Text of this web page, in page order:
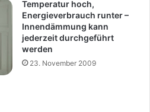
Temperatur hoch,
Energieverbrauch runter –
Innendämmung kann
jederzeit durchgeführt
werden
23. November 2009